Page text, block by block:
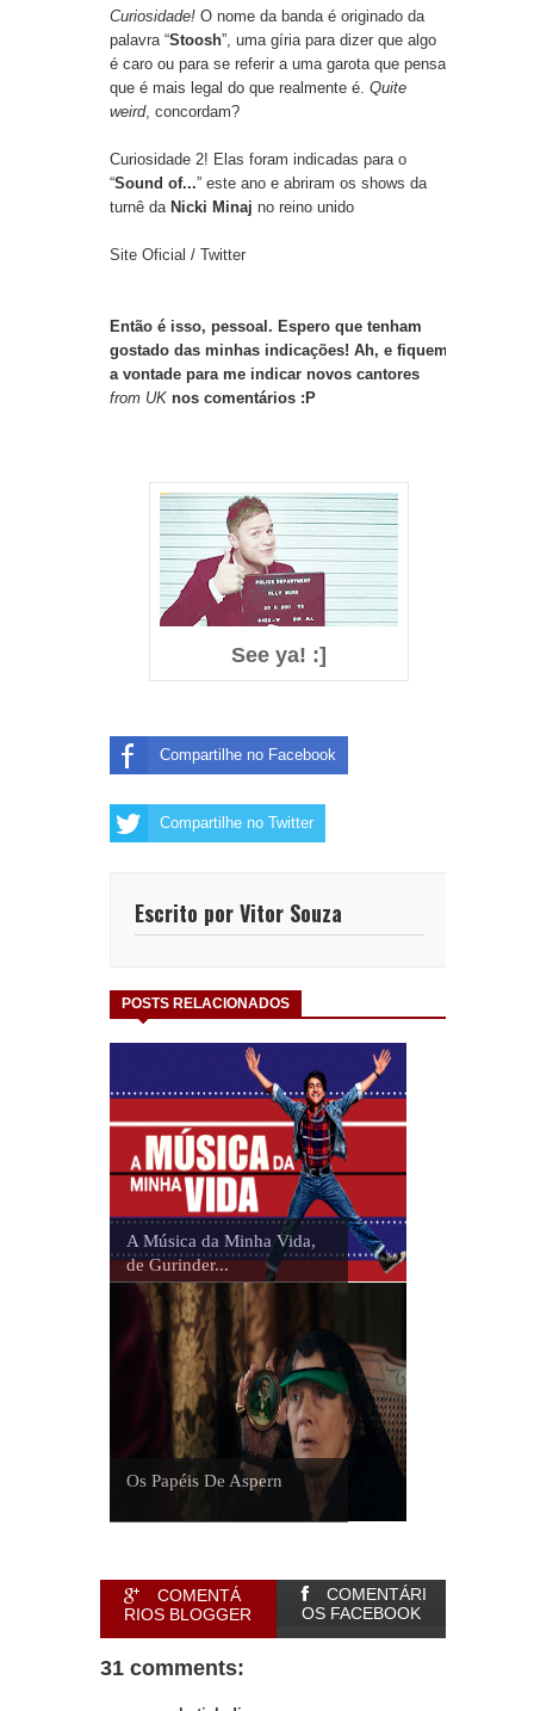
Curiosidade! O nome da banda é originado da
palavra “Stoosh”, uma gíria para dizer que algo
é caro ou para se referir a uma garota que pensa
que é mais legal do que realmente é. Quite
weird, concordam?
Curiosidade 2! Elas foram indicadas para o
“Sound of...” este ano e abriram os shows da
turnê da Nicki Minaj no reino unido
Site Oficial / Twitter
Então é isso, pessoal. Espero que tenham
gostado das minhas indicações! Ah, e fiquem
a vontade para me indicar novos cantores
from UK nos comentários :P
See ya! :]
Compartilhe no Facebook
Compartilhe no Twitter
Escrito por Vitor Souza
POSTS RELACIONADOS
A Música da Minha Vida,
de Gurinder...
Os Papéis De Aspern
COMENTÁ
RIOS BLOGGER
COMENTÁRI
OS FACEBOOK
31 comments: